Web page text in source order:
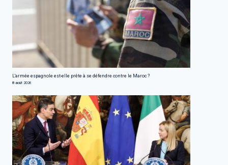
L'armée espagnole est-elle prête à se défendre contre le Maroc ?
8 août 2026